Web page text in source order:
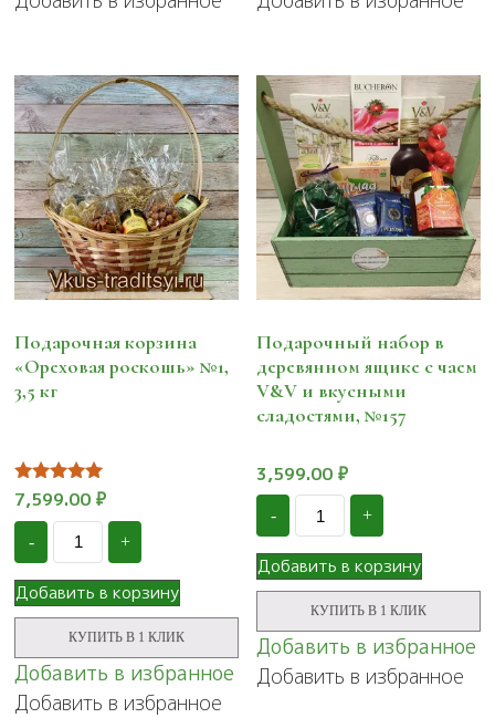
Подарочная корзина
«Ореховая роскошь» №1,
3,5 кг
Оценка
5.00
из 5
7,599.00 ₽
- Количество
Подарочная
корзина
"Ореховая
роскошь"
№1,
3,5
кг
+
Добавить в корзину
КУПИТЬ В 1 КЛИК
Добавить в избранное
Добавить в избранное
Подарочный набор в
деревянном ящике с чаем
V&V и вкусными
сладостями, №157
3,599.00₽
- Количество
Подарочный
набор
в
деревянном
ящике
чаем
V&V
и
+
Добавить в корзину
КУПИТЬ В 1 КЛИК
Добавить в избранное
Добавить в избранное